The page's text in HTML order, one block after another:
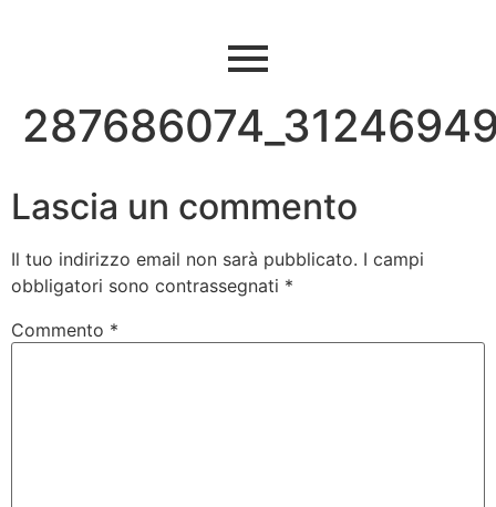
Lascia un commento
Il tuo indirizzo email non sarà pubblicato. I campi
obbligatori sono contrassegnati *
Commento *